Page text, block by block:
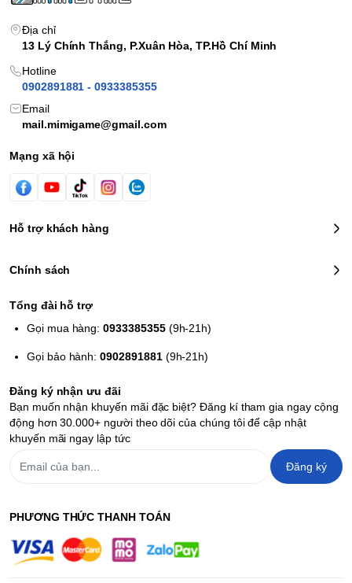
Địa chỉ
13 Lý Chính Thắng, P.Xuân Hòa, TP.Hồ Chí Minh
Hotline
0902891881 - 0933385355
Email
mail.mimigame@gmail.com
Mạng xã hội
Hỗ trợ khách hàng
Chính sách
Tổng đài hỗ trợ
Gọi mua hàng:0933385355(9h-21h)
Gọi bảo hành:0902891881(9h-21h)
Đăng ký nhận ưu đãi
Bạn muốn nhận khuyến mãi đặc biệt? Đăng kí tham gia ngay cộng
động hơn 30.000+ người theo dõi của chúng tôi để cập nhật
khuyến mãi ngay lập tức
Đăng ký
PHƯƠNG THỨC THANH TOÁN